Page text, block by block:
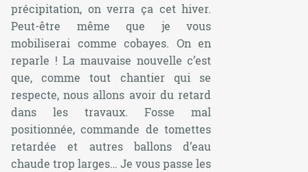
précipitation, on verra ça cet hiver.
Peut-être même que je vous
mobiliserai comme cobayes. On en
reparle ! La mauvaise nouvelle c’est
que, comme tout chantier qui se
respecte, nous allons avoir du retard
dans les travaux. Fosse mal
positionnée, commande de tomettes
retardée et autres ballons d’eau
chaude trop larges… Je vous passe les